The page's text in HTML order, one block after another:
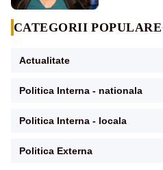
CATEGORII POPULARE
Actualitate
Politica Interna - nationala
Politica Interna - locala
Politica Externa